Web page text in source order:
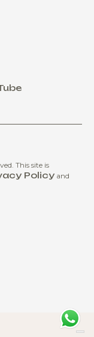
This site is
Policy and